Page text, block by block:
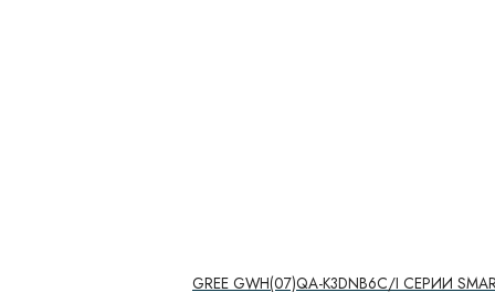
GREE GWH(07)QA-K3DNB6C/I СЕРИИ